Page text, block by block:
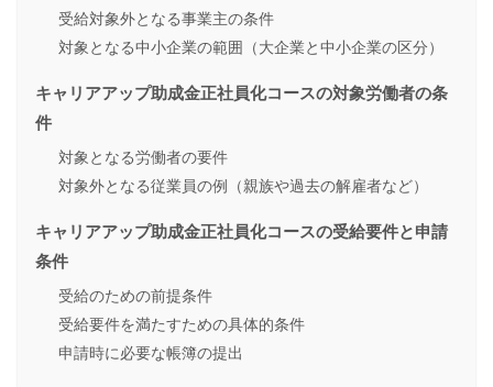
受給対象外となる事業主の条件
対象となる中小企業の範囲（大企業と中小企業の区分）
キャリアアップ助成金正社員化コースの対象労働者の条
件
対象となる労働者の要件
対象外となる従業員の例（親族や過去の解雇者など）
キャリアアップ助成金正社員化コースの受給要件と申請
条件
受給のための前提条件
受給要件を満たすための具体的条件
申請時に必要な帳簿の提出